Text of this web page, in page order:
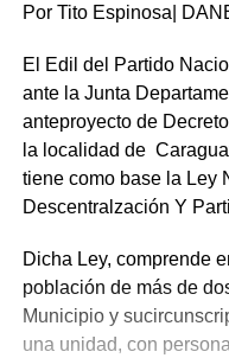
Por Tito Espinosa|
El Edil del Partido
ante la Junta
anteproyecto de
la localidad de
tiene como base la Ley
Descentralzación Y
Dicha Ley, comprende
población de más de
Municipio y
una unidad, con